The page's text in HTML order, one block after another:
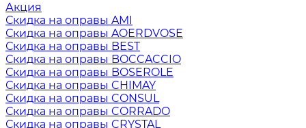
Акция
Скидка на оправы AMI
Скидка на оправы AOERDVOSE
Скидка на оправы BEST
Скидка на оправы BOCCACCIO
Скидка на оправы BOSEROLE
Скидка на оправы CHIMAY
Скидка на оправы CONSUL
Скидка на оправы CORRADO
Скидка на оправы CRYSTAL